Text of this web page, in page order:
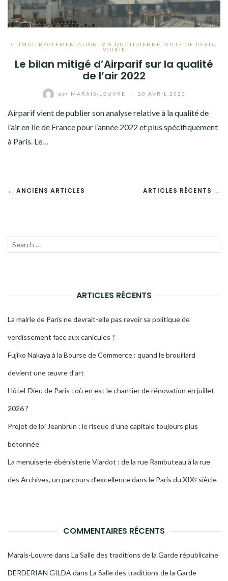
CLIMAT RÉGLEMENTATION VIE QUOTIDIENNE VILLE DE PARIS
VOIRIE
Le bilan mitigé d’Airparif sur la qualité
de l’air 2022
par MARAIS-LOUVRE 20 AVRIL 2023
Airparif vient de publier son analyse relative à la qualité de
l’air en Ile de France pour l’année 2022 et plus spécifiquement
à Paris. Le…
NAVIGATION
ARTICLES
← ANCIENS ARTICLES ARTICLES RÉCENTS →
Recherche
ARTICLES RÉCENTS
La mairie de Paris ne devrait-elle pas revoir sa politique de
verdissement face aux canicules ?
Fujiko Nakaya à la Bourse de Commerce : quand le brouillard
devient une œuvre d’art
Hôtel-Dieu de Paris : où en est le chantier de rénovation en juillet
2026 ?
Projet de loi Jeanbrun : le risque d’une capitale toujours plus
bétonnée
La menuiserie-ébénisterie Viardot : de la rue Rambuteau à la rue
des Archives, un parcours d’excellence dans le Paris du XIXᵉ siècle
COMMENTAIRES RÉCENTS
Marais-Louvredans La Salle des traditions de la Garde républicaine
DERDERIAN GILDA dans La Salle des traditions de la Garde